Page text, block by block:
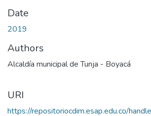
Date
2019
Authors
Alcaldía municipal de Tunja - Boyacá
URI
https://repositoriocdim.esap.edu.co/